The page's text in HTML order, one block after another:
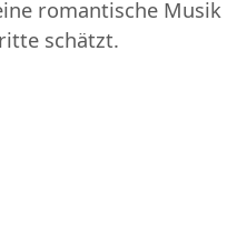
romantische Musik
schätzt.